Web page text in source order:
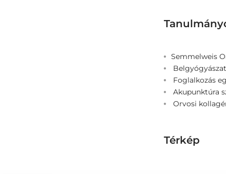
Semmelweis
Foglalkozás
Akupunktúra
Orvosi
Térkép